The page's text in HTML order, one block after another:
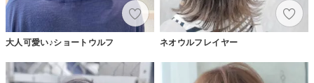
大人可愛い♪ショートウルフ ネオウルフレイヤー